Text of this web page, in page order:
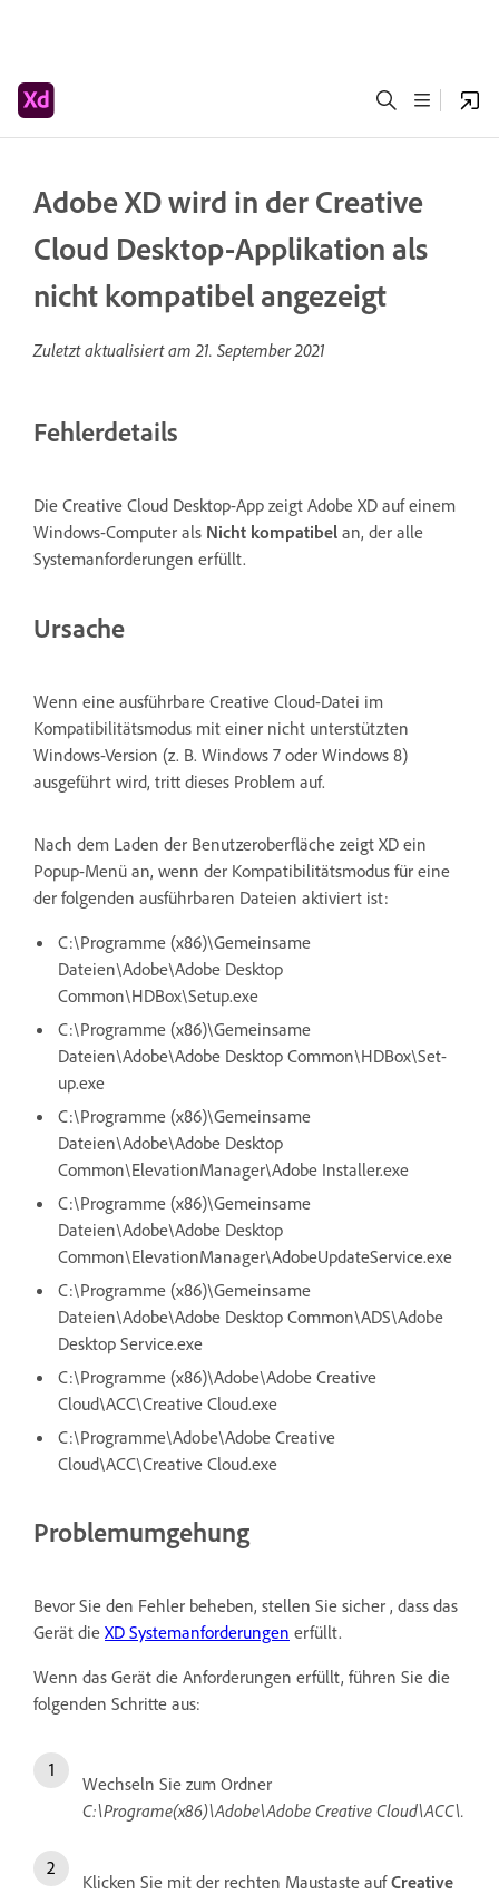
Adobe XD wird in der Creative
Cloud Desktop-Applikation als
nicht kompatibel angezeigt
Zuletzt aktualisiert am21. September 2021
Fehlerdetails
Die Creative Cloud Desktop-App zeigt Adobe XD auf einem
Windows-Computer als Nicht kompatibel an, der alle
Systemanforderungen erfüllt.
Ursache
Wenn eine ausführbare Creative Cloud-Datei im
Kompatibilitätsmodus mit einer nicht unterstützten
Windows-Version (z. B. Windows 7 oder Windows 8)
ausgeführt wird, tritt dieses Problem auf.
Nach dem Laden der Benutzeroberfläche zeigt XD ein
Popup-Menü an, wenn der Kompatibilitätsmodus für eine
der folgenden ausführbaren Dateien aktiviert ist:
C:\Programme (x86)\Gemeinsame
Dateien\Adobe\Adobe Desktop
Common\HDBox\Setup.exe
C:\Programme (x86)\Gemeinsame
Dateien\Adobe\Adobe Desktop Common\HDBox\Set-
up.exe
C:\Programme (x86)\Gemeinsame
Dateien\Adobe\Adobe Desktop
Common\ElevationManager\Adobe Installer.exe
C:\Programme (x86)\Gemeinsame
Dateien\Adobe\Adobe Desktop
Common\ElevationManager\AdobeUpdateService.exe
C:\Programme (x86)\Gemeinsame
Dateien\Adobe\Adobe Desktop Common\ADS\Adobe
Desktop Service.exe
C:\Programme (x86)\Adobe\Adobe Creative
Cloud\ACC\Creative Cloud.exe
C:\Programme\Adobe\Adobe Creative
Cloud\ACC\Creative Cloud.exe
Problemumgehung
Bevor Sie den Fehler beheben, stellen Sie sicher , dass das
Gerät die XD Systemanforderungen erfüllt.
Wenn das Gerät die Anforderungen erfüllt, führen Sie die
folgenden Schritte aus:
Wechseln Sie zum Ordner
C:\Programe(x86)\Adobe\Adobe Creative Cloud\ACC\.
Klicken Sie mit der rechten Maustaste aufCreative